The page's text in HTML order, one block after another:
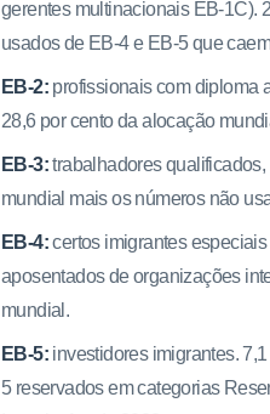
gerentes multinacionais EB-1C).
usados de EB-4 e EB-5 que
EB-2: profissionais com diploma
28,6 por cento da alocação
EB-3:trabalhadores
mundial mais os números não
EB-4:certos imigrantes
aposentados de organizações
mundial.
EB-5: investidores imigrantes.
5 reservados em categorias